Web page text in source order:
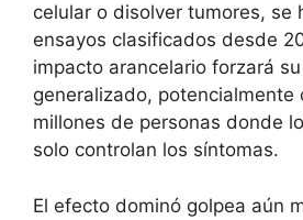
celular o disolver tumores, se
ensayos clasificados desde
impacto arancelario forzará
generalizado, potencialmente
millones de personas donde
solo controlan los síntomas.
El efecto dominó golpea aún